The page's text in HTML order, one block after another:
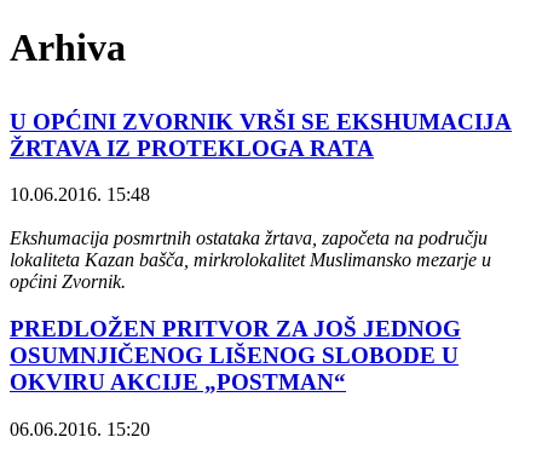
Arhiva
U OPĆINI ZVORNIK VRŠI SE EKSHUMACIJA
ŽRTAVA IZ PROTEKLOGA RATA
10.06.2016. 15:48
Ekshumacija posmrtnih ostataka žrtava, započeta na području
lokaliteta Kazan bašča, mirkrolokalitet Muslimansko mezarje u
općini Zvornik.
PREDLOŽEN PRITVOR ZA JOŠ JEDNOG
OSUMNJIČENOG LIŠENOG SLOBODE U
OKVIRU AKCIJE „POSTMAN“
06.06.2016. 15:20